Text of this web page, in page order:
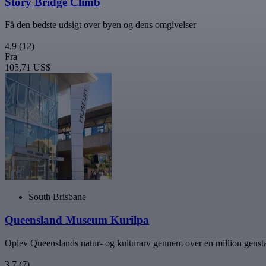
Få den bedste udsigt over byen og dens omgivelser
4,9 (12)
Fra
105,71 US$
South Brisbane
Queensland Museum Kurilpa
Oplev Queenslands natur- og kulturarv gennem over en million